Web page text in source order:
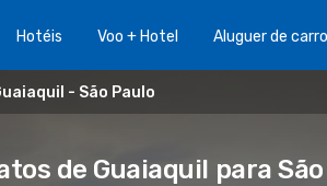
Hotéis Voo + Hotel Aluguer de
- São Paulo
de Guaiaquil para